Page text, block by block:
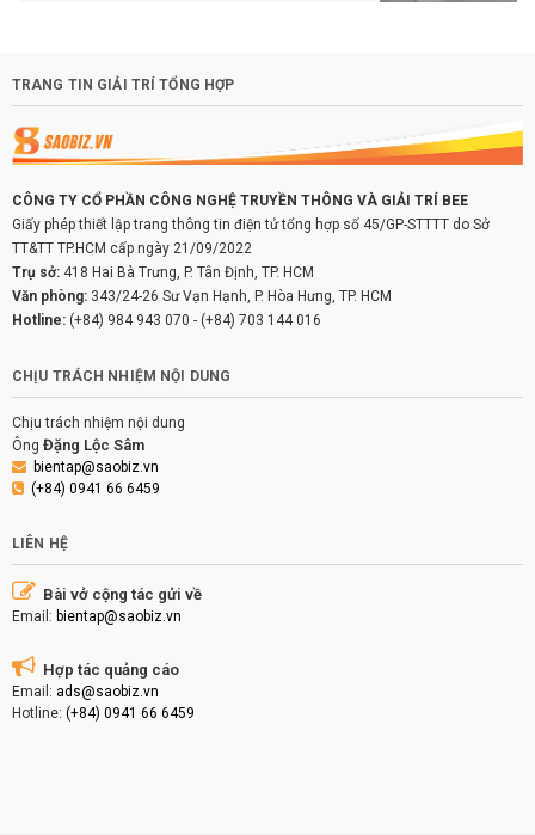
TRANG TIN GIẢI TRÍ TỔNG HỢP
CÔNG TY CỔ PHẦN CÔNG NGHỆ TRUYỀN THÔNG VÀ GIẢI TRÍ BEE
Giấy phép thiết lập trang thông tin điện tử tổng hợp số 45/GP-STTTT do Sở
TT&TT TP.HCM cấp ngày 21/09/2022
Trụ sở: 418 Hai Bà Trưng, P. Tân Định, TP. HCM
Văn phòng: 343/24-26 Sư Vạn Hạnh, P. Hòa Hưng, TP. HCM
Hotline: (+84) 984 943 070 - (+84) 703 144 016
CHỊU TRÁCH NHIỆM NỘI DUNG
Chịu trách nhiệm nội dung
Ông Đặng Lộc Sâm
bientap@saobiz.vn
(+84) 0941 66 6459
LIÊN HỆ
Bài vở cộng tác gửi về
Email: bientap@saobiz.vn
Hợp tác quảng cáo
Email: ads@saobiz.vn
Hotline: (+84) 0941 66 6459